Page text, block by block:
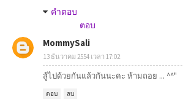
คำตอบ
ตอบ
MommySali
13 ธันวาคม 2554 เวลา 17:02
สู้ไปด้วยกันแล้วกันนะคะ ห้ามถอย ... ^^"
ตอบ ลบ